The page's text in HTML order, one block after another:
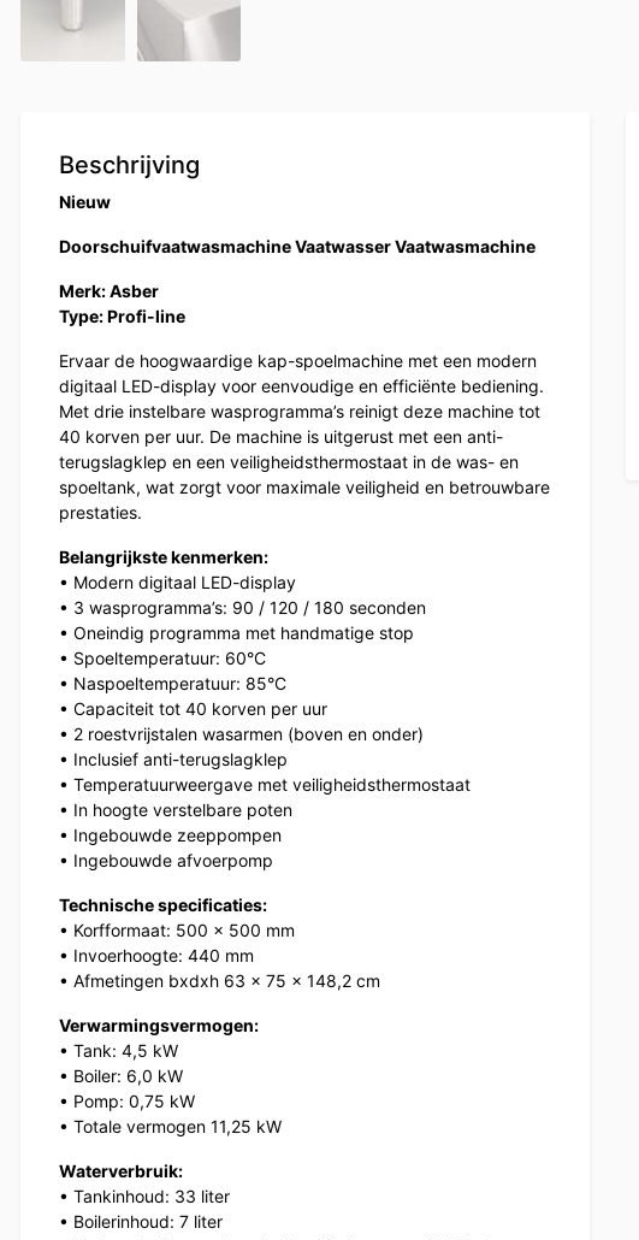
Beschrijving
Nieuw
Doorschuifvaatwasmachine Vaatwasser Vaatwasmachine
Merk: Asber
Type: Profi-line
Ervaar de hoogwaardige kap-spoelmachine met een modern
digitaal LED-display voor eenvoudige en efficiënte bediening.
Met drie instelbare wasprogramma’s reinigt deze machine tot
40 korven per uur. De machine is uitgerust met een anti-
terugslagklep en een veiligheidsthermostaat in de was- en
spoeltank, wat zorgt voor maximale veiligheid en betrouwbare
prestaties.
Belangrijkste kenmerken:
• Modern digitaal LED-display
• 3 wasprogramma’s: 90 / 120 / 180 seconden
• Oneindig programma met handmatige stop
• Spoeltemperatuur: 60°C
• Naspoeltemperatuur: 85°C
• Capaciteit tot 40 korven per uur
• 2 roestvrijstalen wasarmen (boven en onder)
• Inclusief anti-terugslagklep
• Temperatuurweergave met veiligheidsthermostaat
• In hoogte verstelbare poten
• Ingebouwde zeeppompen
• Ingebouwde afvoerpomp
Technische specificaties:
• Korfformaat: 500 x 500 mm
• Invoerhoogte: 440 mm
• Afmetingen bxdxh 63 x 75 x 148,2 cm
Verwarmingsvermogen:
• Tank: 4,5 kW
• Boiler: 6,0 kW
• Pomp: 0,75 kW
• Totale vermogen 11,25 kW
Waterverbruik:
• Tankinhoud: 33 liter
• Boilerinhoud: 7 liter